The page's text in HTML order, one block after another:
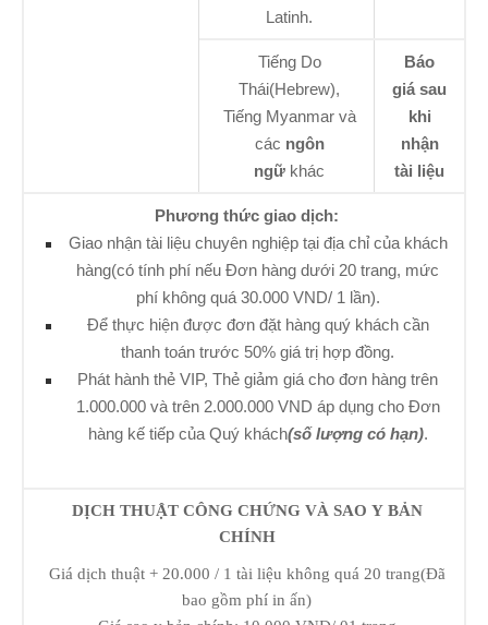
Latinh.
Tiếng Do
Thái(Hebrew),
Tiếng Myanmar và
các ngôn
ngữ khác
Báo
giá sau
khi
nhận
tài liệu
Phương thức giao dịch:
Giao nhận tài liệu chuyên nghiệp tại địa chỉ của khách
hàng(có tính phí nếu Đơn hàng dưới 20 trang, mức
phí không quá 30.000 VND/ 1 lần).
Để thực hiện được đơn đặt hàng quý khách cần
thanh toán trước 50% giá trị hợp đồng.
Phát hành thẻ VIP, Thẻ giảm giá cho đơn hàng trên
1.000.000 và trên 2.000.000 VND áp dụng cho Đơn
hàng kế tiếp của Quý khách(số lượng có hạn).
DỊCH THUẬT CÔNG CHỨNG VÀ SAO Y BẢN
CHÍNH
Giá dịch thuật + 20.000 / 1 tài liệu không quá 20 trang(Đã
bao gồm phí in ấn)